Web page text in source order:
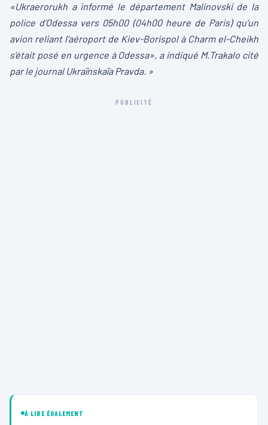
«Ukraerorukh a informé le département Malinovski de la
police d’Odessa vers 05h00 (04h00 heure de Paris) qu’un
avion reliant l’aéroport de Kiev-Borispol à Charm el-Cheikh
s’était posé en urgence à Odessa», a indiqué M.Trakalo cité
par le journal Ukraïnskaïa Pravda. »
PUBLICITÉ
À LIRE ÉGALEMENT